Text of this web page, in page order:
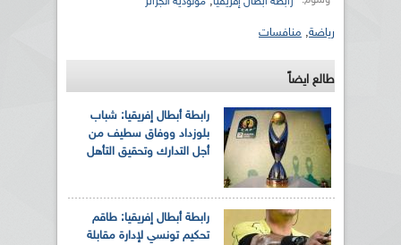
رياضة, منافسات
طالع ايضاً
رابطة أبطال إفريقيا: شباب
بلوزداد ووفاق سطيف من
أجل التدارك وتحقيق التأهل
رابطة أبطال إفريقيا: طاقم
تحكيم تونسي لإدارة مقابلة